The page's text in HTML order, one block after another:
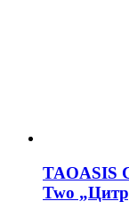
TAOASIS
Two